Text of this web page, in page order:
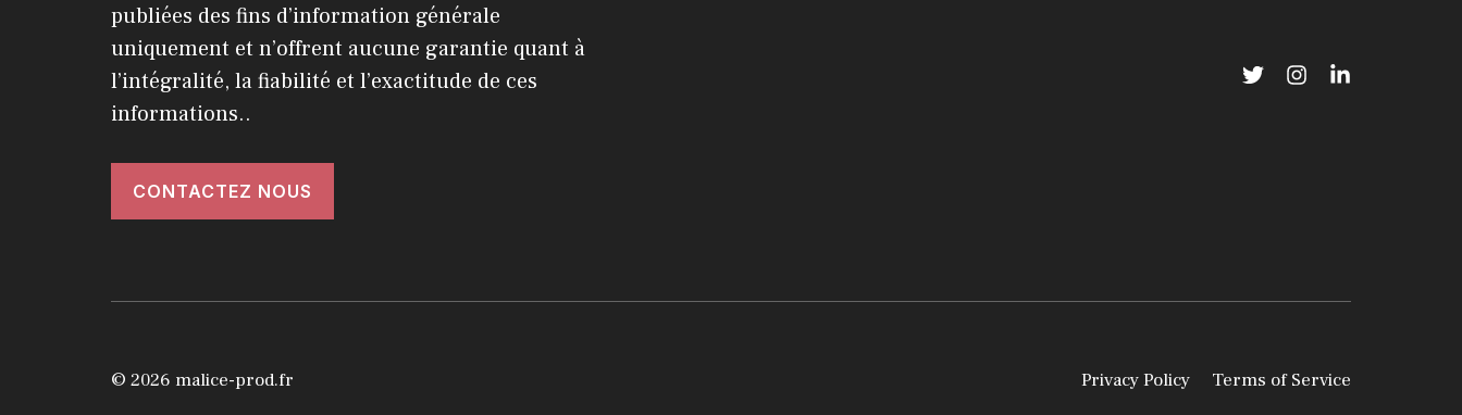
publiées des fins d’information générale
uniquement et n’offrent aucune garantie quant à
l’intégralité, la fiabilité et l’exactitude de ces
informations..
CONTACTEZ NOUS
© 2026 malice-prod.fr Privacy Policy Terms of Service